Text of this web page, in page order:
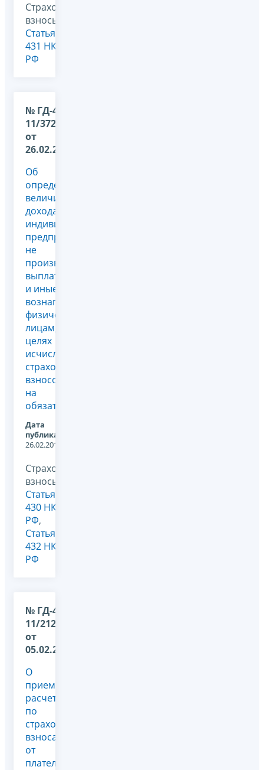
Страховые
взносы,
Статья
431 НК
РФ
№ ГД-4-
11/3724@
от
26.02.2018
Об
определении
величины
дохода
индивидуального
предпринимателя,
не
производящего
выплаты
и иные
вознаграждения
физическим
лицам, в
целях
исчисления
страховых
взносов
на
обязательно...
Дата
публикации:
26.02.2018
Страховые
взносы,
Статья
430 НК
РФ,
Статья
432 НК
РФ
№ ГД-4-
11/2121@
от
05.02.2018
О
приеме
расчетов
по
страховым
взносам
от
плательщиков